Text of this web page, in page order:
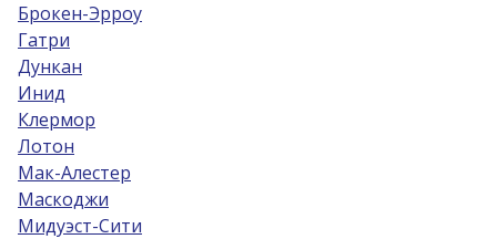
Брокен-Эрроу
Гатри
Дункан
Инид
Клермор
Лотон
Мак-Алестер
Маскоджи
Мидуэст-Сити